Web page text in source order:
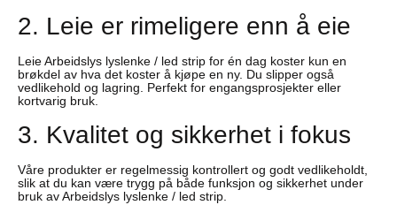
2. Leie er rimeligere enn å eie
Leie Arbeidslys lyslenke / led strip for én dag koster kun en
brøkdel av hva det koster å kjøpe en ny. Du slipper også
vedlikehold og lagring. Perfekt for engangsprosjekter eller
kortvarig bruk.
3. Kvalitet og sikkerhet i fokus
Våre produkter er regelmessig kontrollert og godt vedlikeholdt,
slik at du kan være trygg på både funksjon og sikkerhet under
bruk av Arbeidslys lyslenke / led strip.